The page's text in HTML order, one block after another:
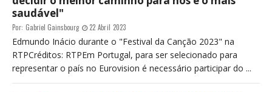
saudável"
Por: Gabriel Gainsbourg 22 Abril 2023
Edmundo Inácio durante o "Festival da Canção 2023" na
RTPCréditos: RTPEm Portugal, para ser selecionado para
representar o país no Eurovision é necessário participar do ...